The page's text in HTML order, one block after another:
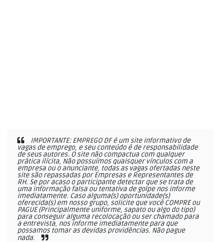
IMPORTANTE: EMPREGO DF é um site informativo de
vagas de emprego, e seu conteúdo é de responsabilidade
de seus autores. O site não compactua com qualquer
prática ilícita, Não possuímos quaisquer vínculos com a
empresa ou o anunciante, todas as vagas ofertadas neste
site são repassadas por Empresas e Representantes de
RH. Se por acaso o participante detectar que se trata de
uma informação falsa ou tentativa de golpe nos informe
imediatamente. Caso alguma(s) oportunidade(s)
oferecida(s) em nosso grupo, solicite que você COMPRE ou
PAGUE (Principalmente uniforme, sapato ou algo do tipo)
para conseguir alguma recolocação ou ser chamado para
a entrevista, nos informe imediatamente para que
possamos tomar as devidas providências. Não pague
nada.